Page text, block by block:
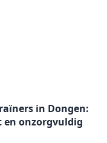
in Dongen:
en onzorgvuldig